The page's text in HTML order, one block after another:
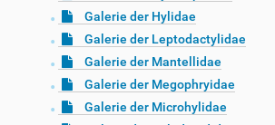
Galerie der Hylidae
Galerie der Leptodactylidae
Galerie der Mantellidae
Galerie der Megophryidae
Galerie der Microhylidae